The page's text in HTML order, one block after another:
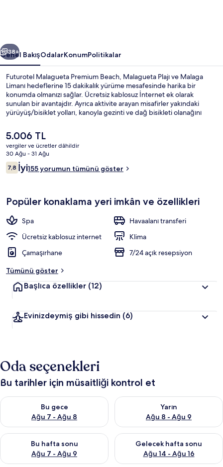
Sonraki
38+
Genel BakışOdalarKonumPolitikalar
Futurotel Malagueta Premium Beach, Malagueta Plajı ve Malaga
Limanı hedeflerine 15 dakikalık yürüme mesafesinde harika bir
konumda olmanızı sağlar. Ücretsiz kablosuz İnternet ek olarak
sunulan bir avantajdır. Ayrıca aktivite arayan misafirler yakındaki
yürüyüş/bisiklet yolları, kanoyla gezinti ve dağ bisikleti olanağını
büfesi/şarküteri ve ücretsiz bisiklet kiralama bulunmaktadır. Toplu
taşıma yakındadır, La Malagueta İstasyonu 5 dakikalık yürüme
mesafesinde bulunur.
Şu
anki
fiyat
5.006 TL
5.006 TL
vergiler ve ücretler dâhildir
30 Ağu - 31 Ağu
Yorumlar
7,87,8/10
İyi155 yorumun tümünü göster
Popüler konaklama yeri imkân ve özellikleri
Spa
Havaalanı transferi
Ücretsiz kablosuz internet
Klima
Çamaşırhane
7/24 açık resepsiyon
Tümünü göster
Başlıca özellikler (12)
Evinizdeymiş gibi hissedin (6)
Oda seçenekleri
Bu tarihler için müsaitliği kontrol et
Bu gece
Ağu 7 - Ağu 8
Bu gece için müsaitliği kontrol et Ağu 7 - Ağu 8
Yarın
Ağu 8 - Ağu 9
Yarın için müsaitliği kontrol
Bu hafta sonu
Ağu 7 - Ağu 9
Bu hafta sonu için müsaitliği kontrol et Ağu 7 - Ağu 9
Gelecek hafta sonu
Ağu 14 - Ağu 16
Önümüzdeki hafta sonu için